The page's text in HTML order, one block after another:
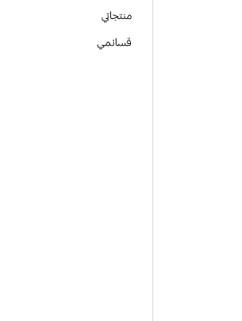
منتجاتي
قسائمي